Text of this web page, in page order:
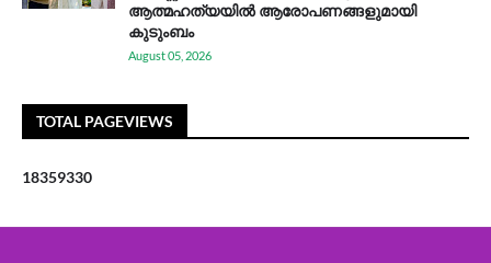
ആത്മഹത്യയിൽ ആരോപണങ്ങളുമായി
കുടുംബം
August 05, 2026
TOTAL PAGEVIEWS
18359330